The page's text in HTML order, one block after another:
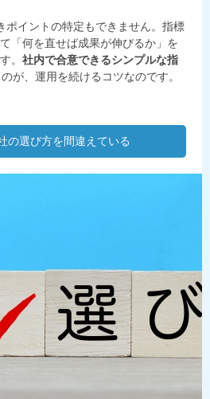
ポイントの特定もできません。指標
「何を直せば成果が伸びるか」を
。 社内で合意できるシンプルな指
のが、運用を続けるコツなのです。
選び方を間違えている